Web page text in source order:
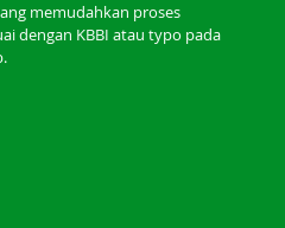
memudahkan proses
dengan KBBI atau typo pada